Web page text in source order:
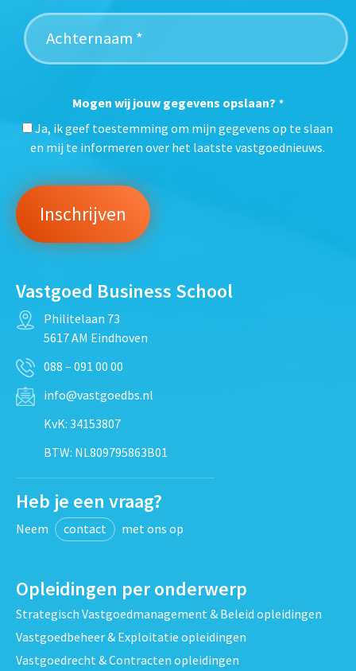
Mogen wij jouw gegevens opslaan? *
Ja, ik geef toestemming om mijn gegevens op te slaan
en mij te informeren over het laatste vastgoednieuws.
Vastgoed Business School
Philitelaan 73
5617 AM Eindhoven
088 – 091 00 00
info@vastgoedbs.nl
KvK: 34153807
BTW: NL809795863B01
Heb je een vraag?
Neem contact met ons op
Opleidingen per onderwerp
Strategisch Vastgoedmanagement & Beleid opleidingen
Vastgoedbeheer & Exploitatie opleidingen
Vastgoedrecht & Contracten opleidingen